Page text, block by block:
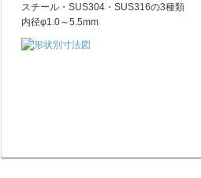
スチール・SUS304・SUS316の3種類
内径φ1.0～5.5mm